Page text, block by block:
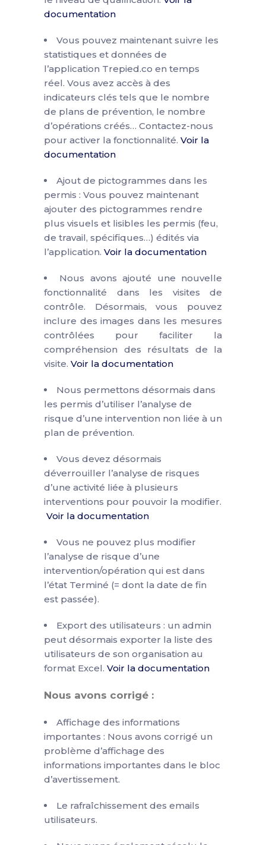
documentation
Vous pouvez maintenant suivre les
statistiques et données de
l’application Trepied.co en temps
réel. Vous avez accès à des
indicateurs clés tels que le nombre
de plans de prévention, le nombre
d’opérations créés… Contactez-nous
pour activer la fonctionnalité. Voir la
documentation
Ajout de pictogrammes dans les
permis : Vous pouvez maintenant
ajouter des pictogrammes rendre
plus visuels et lisibles les permis (feu,
de travail, spécifiques…) édités via
l’application. Voir la documentation
Nous avons ajouté une nouvelle
fonctionnalité dans les visites de
contrôle. Désormais, vous pouvez
inclure des images dans les mesures
contrôlées pour faciliter la
compréhension des résultats de la
visite. Voir la documentation
Nous permettons désormais dans
les permis d’utiliser l’analyse de
risque d’une intervention non liée à un
plan de prévention.
Vous devez désormais
déverrouiller l’analyse de risques
d’une activité liée à plusieurs
interventions pour pouvoir la modifier.
Voir la documentation
Vous ne pouvez plus modifier
l’analyse de risque d’une
intervention/opération qui est dans
l’état Terminé (= dont la date de fin
est passée).
Export des utilisateurs : un admin
peut désormais exporter la liste des
utilisateurs de son organisation au
format Excel. Voir la documentation
Nous avons corrigé :
Affichage des informations
importantes : Nous avons corrigé un
problème d’affichage des
informations importantes dans le bloc
d’avertissement.
Le rafraîchissement des emails
utilisateurs.